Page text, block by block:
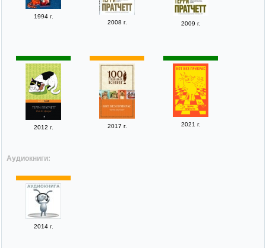
1994 г.
2008 г.
2009 г.
2012 г. 2017 г. 2021 г.
Аудиокниги:
2014 г.